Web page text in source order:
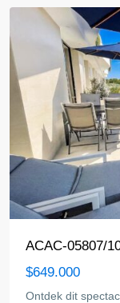
ACAC-05807/
$649.000
Ontdek dit